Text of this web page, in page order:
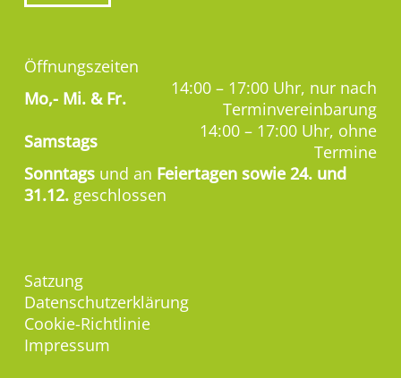
Öffnungszeiten
Mo,- Mi. & Fr.
14:00 – 17:00 Uhr, nur nach
Terminvereinbarung
Samstags
14:00 – 17:00 Uhr, ohne
Termine
Sonntags und an Feiertagen sowie 24. und
31.12. geschlossen
Satzung
Datenschutzerklärung
Cookie-Richtlinie
Impressum